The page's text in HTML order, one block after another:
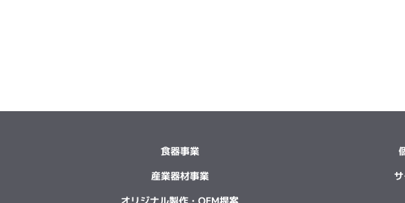
食器事業
産業器材事業
オリジナル製作・OEM提案